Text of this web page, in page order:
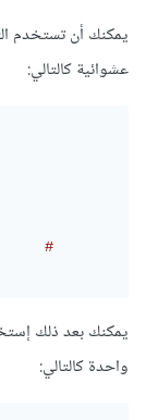
عشوائية كالتالي:
#
واحدة كالتالي: